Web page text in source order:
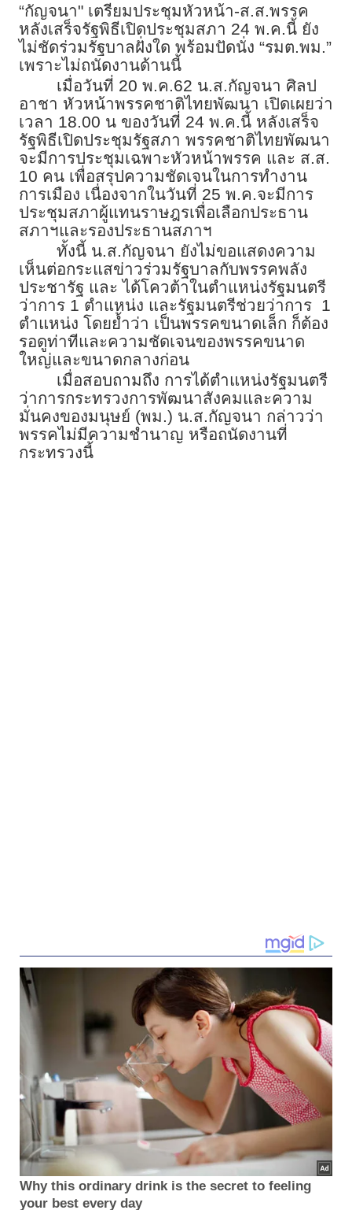
“กัญจนา" เตรียมประชุมหัวหน้า-ส.ส.พรรค
หลังเสร็จรัฐพิธีเปิดประชุมสภา 24 พ.ค.นี้ ยัง
ไม่ชัดร่วมรัฐบาลฝั่งใด พร้อมปัดนั่ง “รมต.พม.”
เพราะไม่ถนัดงานด้านนี้
เมื่อวันที่ 20 พ.ค.62 น.ส.กัญจนา ศิลป
อาชา หัวหน้าพรรคชาติไทยพัฒนา เปิดเผยว่า
เวลา 18.00 น ของวันที่ 24 พ.ค.นี้ หลังเสร็จ
รัฐพิธีเปิดประชุมรัฐสภา พรรคชาติไทยพัฒนา
จะมีการประชุมเฉพาะหัวหน้าพรรค และ ส.ส.
10 คน เพื่อสรุปความชัดเจนในการทำงาน
การเมือง เนื่องจากในวันที่ 25 พ.ค.จะมีการ
ประชุมสภาผู้แทนราษฎรเพื่อเลือกประธาน
สภาฯและรองประธานสภาฯ
ทั้งนี้ น.ส.กัญจนา ยังไม่ขอแสดงความ
เห็นต่อกระแสข่าวร่วมรัฐบาลกับพรรคพลัง
ประชารัฐ และ ได้โควต้าในตำแหน่งรัฐมนตรี
ว่าการ 1 ตำแหน่ง และรัฐมนตรีช่วยว่าการ 1
ตำแหน่ง โดยย้ำว่า เป็นพรรคขนาดเล็ก ก็ต้อง
รอดูท่าทีและความชัดเจนของพรรคขนาด
ใหญ่และขนาดกลางก่อน
เมื่อสอบถามถึง การได้ตำแหน่งรัฐมนตรี
ว่าการกระทรวงการพัฒนาสังคมและความ
มั่นคงของมนุษย์ (พม.) น.ส.กัญจนา กล่าวว่า
พรรคไม่มีความชำนาญ หรือถนัดงานที่
กระทรวงนี้